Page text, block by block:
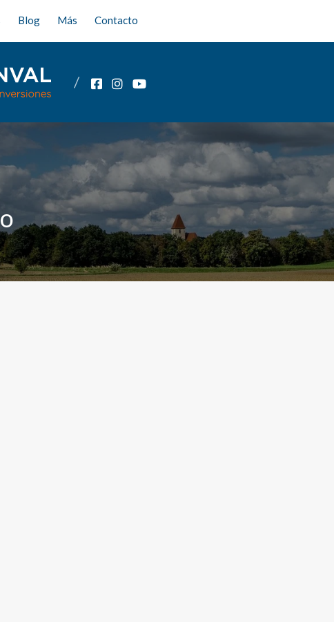
Inicio
Blog Más Contacto